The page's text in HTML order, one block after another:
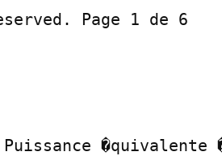
Page 1 de 6
Puissance